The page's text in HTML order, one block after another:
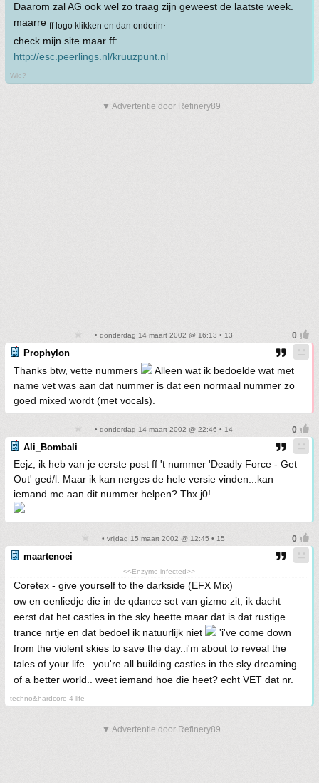
Daarom zal AG ook wel zo traag zijn geweest de laatste week.
maarre ff logo klikken en dan onderin:
check mijn site maar ff:
http://esc.peerlings.nl/kruuzpunt.nl
Wie?
▼ Advertentie door Refinery89
• donderdag 14 maart 2002 @ 16:13 • 13
Prophylon
Thanks btw, vette nummers
Alleen wat ik bedoelde wat met
name vet was aan dat nummer is dat een normaal nummer zo
goed mixed wordt (met vocals).
• donderdag 14 maart 2002 @ 22:46 • 14
Ali_Bombali
Eejz, ik heb van je eerste post ff 't nummer 'Deadly Force - Get
Out' ged/l. Maar ik kan nerges de hele versie vinden...kan
iemand me aan dit nummer helpen? Thx j0!
• vrijdag 15 maart 2002 @ 12:45 • 15
maartenoei
<<Enzyme infected>>
Coretex - give yourself to the darkside (EFX Mix)
ow en eenliedje die in de qdance set van gizmo zit, ik dacht
eerst dat het castles in the sky heette maar dat is dat rustige
trance nrtje en dat bedoel ik natuurlijk niet
'i've come down
from the violent skies to save the day..i'm about to reveal the
tales of your life.. you're all building castles in the sky dreaming
of a better world.. weet iemand hoe die heet? echt VET dat nr.
techno&hardcore 4 life
▼ Advertentie door Refinery89